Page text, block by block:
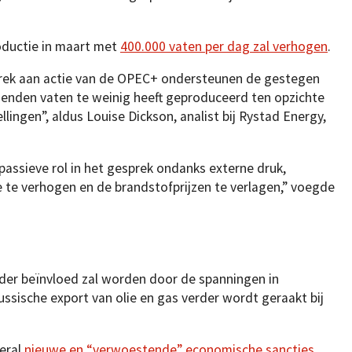
in maart met 400.000 vaten per dag zal verhogen.
aan actie van de OPEC+ ondersteunen de gestegen
vaten te weinig heeft geproduceerd ten opzichte
aldus Louise Dickson, analist bij Rystad Energy,
rol in het gesprek ondanks externe druk,
verhogen en de brandstofprijzen te verlagen,” voegde
beïnvloed zal worden door de spanningen in
export van olie en gas verder wordt geraakt bij